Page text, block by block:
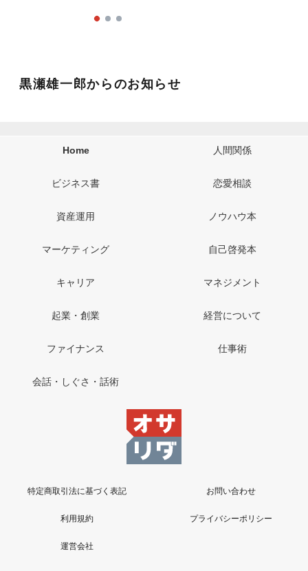
変える一冊となるでしょう。
黒瀬雄一郎からのお知らせ
Home 人間関係
ビジネス書 恋愛相談
資産運用 ノウハウ本
マーケティング 自己啓発本
キャリア マネジメント
起業・創業 経営について
ファイナンス 仕事術
会話・しぐさ・話術
特定商取引法に基づく表記 お問い合わせ
利用規約 プライバシーポリシー
運営会社